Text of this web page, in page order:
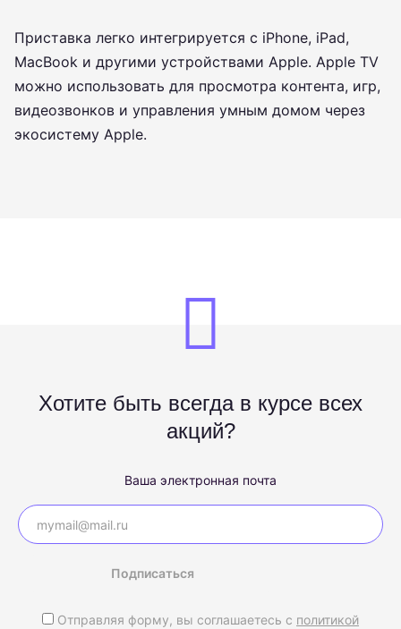
Приставка легко интегрируется с iPhone, iPad,
MacBook и другими устройствами Apple. Apple TV
можно использовать для просмотра контента, игр,
видеозвонков и управления умным домом через
экосистему Apple.
Хотите быть всегда в курсе всех
акций?
Ваша электронная почта
Подписаться
Отправляя форму, вы соглашаетесь с политикой